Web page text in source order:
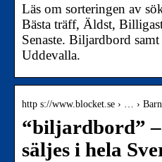
Läs om sorteringen av
Bästa träff, Äldst,
Senaste. Biljardbord
Uddevalla.
http s://www.blocket.se › … ›
“biljardbord”
säljes i hela